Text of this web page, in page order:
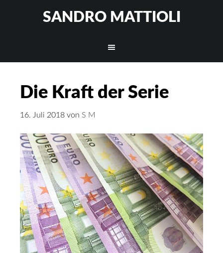
SANDRO MATTIOLI
Die Kraft der Serie
16. Juli 2018 von S M